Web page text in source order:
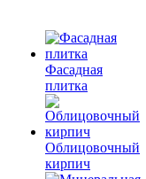
Фасадная
плитка
Облицовочный
кирпич